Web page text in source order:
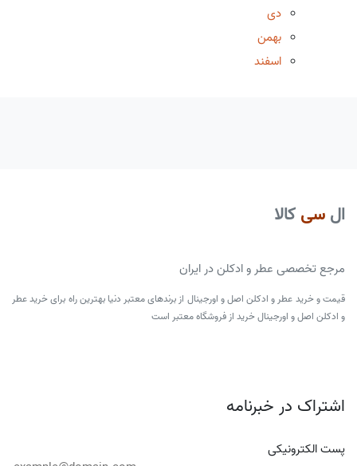
دی
بهمن
اسفند
ال سی کالا
مرجع تخصصی عطر و ادکلن در ایران
قیمت و خرید عطر و ادکلن اصل و اورجینال از برندهای معتبر دنیا بهترین راه برای خرید عطر
و ادکلن اصل و اورجینال خرید از فروشگاه معتبر است
اشتراک در خبرنامه
پست الکترونیکی